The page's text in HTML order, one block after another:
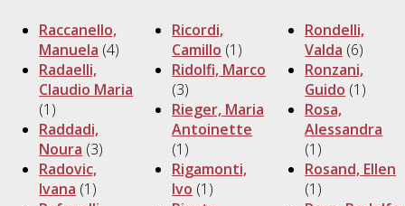
Raccanello,
Manuela (4)
Radaelli,
Claudio Maria
(1)
Raddadi,
Noura (3)
Radovic,
Ivana (1)
Ricordi,
Camillo (1)
Ridolfi, Marco
(3)
Rieger, Maria
Antoinette
(1)
Rigamonti,
Ivo (1)
Rondelli,
Valda (6)
Ronzani,
Guido (1)
Rosa,
Alessandra
(1)
Rosand, Ellen
(1)